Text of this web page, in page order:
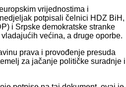
vrijednostima i
potpisali čelnici HDZ BiH,
i Srpske demokratske stranke
većina, a druge oporbe.
prava i provođenje presuda
za jačanje političke suradnje i